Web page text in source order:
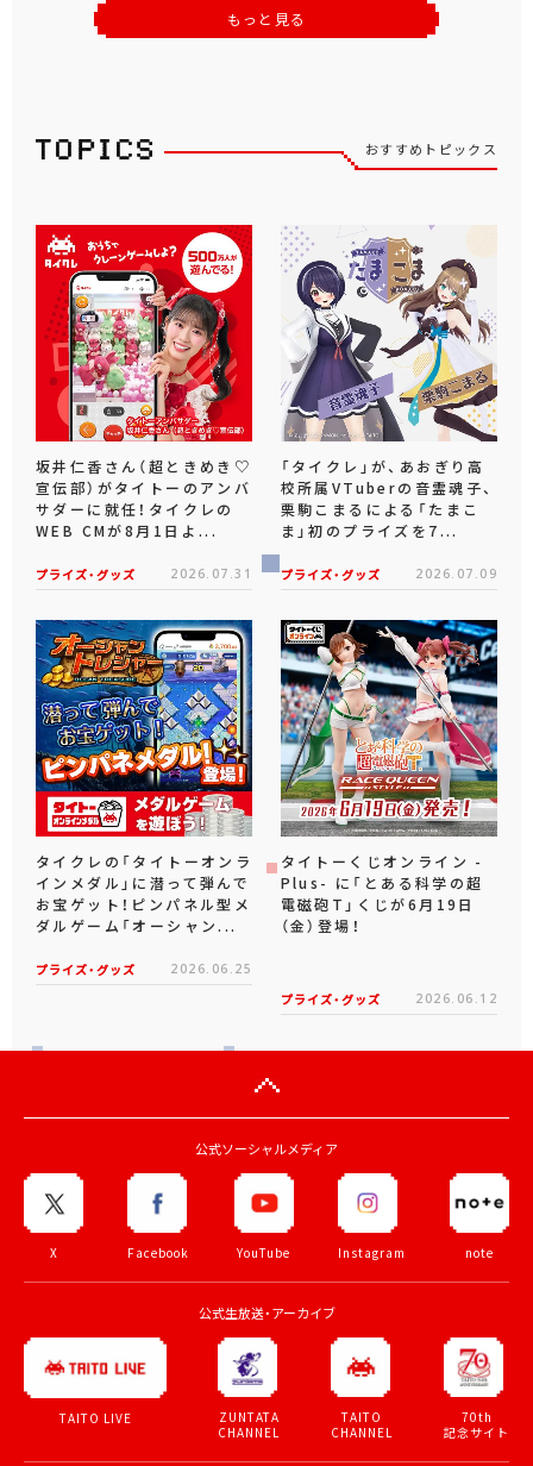
もっと見る
おすすめトピックス
坂井仁香さん（超ときめき♡
宣伝部）がタイトーのアンバ
サダーに就任！タイクレの
WEB CMが8月1日よ...
プライズ・グッズ 2026.07.31
「タイクレ」が、あおぎり高
校所属VTuberの音霊魂子、
栗駒こまるによる「たまこ
ま」初のプライズを7...
プライズ・グッズ 2026.07.09
タイクレの「タイトーオンラ
インメダル」に潜って弾んで
お宝ゲット！ピンパネル型メ
ダルゲーム「オーシャン...
プライズ・グッズ 2026.06.25
タイトーくじオンライン -
Plus- に「とある科学の超
電磁砲T」くじが6月19日
（金）登場！
プライズ・グッズ 2026.06.12
公式ソーシャルメディア
X Facebook YouTube Instagram note
公式生放送・アーカイブ
TAITO LIVE
ZUNTATA
CHANNEL
TAITO
CHANNEL
70th
記念サイト